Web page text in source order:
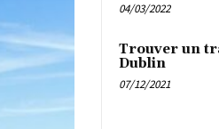
04/03/2022
Trouver un
Dublin
07/12/2021